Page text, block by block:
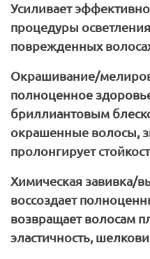
Усиливает
процедуры
поврежденных
Окрашивание/
полноценное
бриллиантовым
окрашенные волосы,
пролонгирует
Химическая завивка/
воссоздает
возвращает волосам
эластичность,